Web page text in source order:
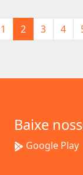
1 2 3 4
Baixe
Google Play